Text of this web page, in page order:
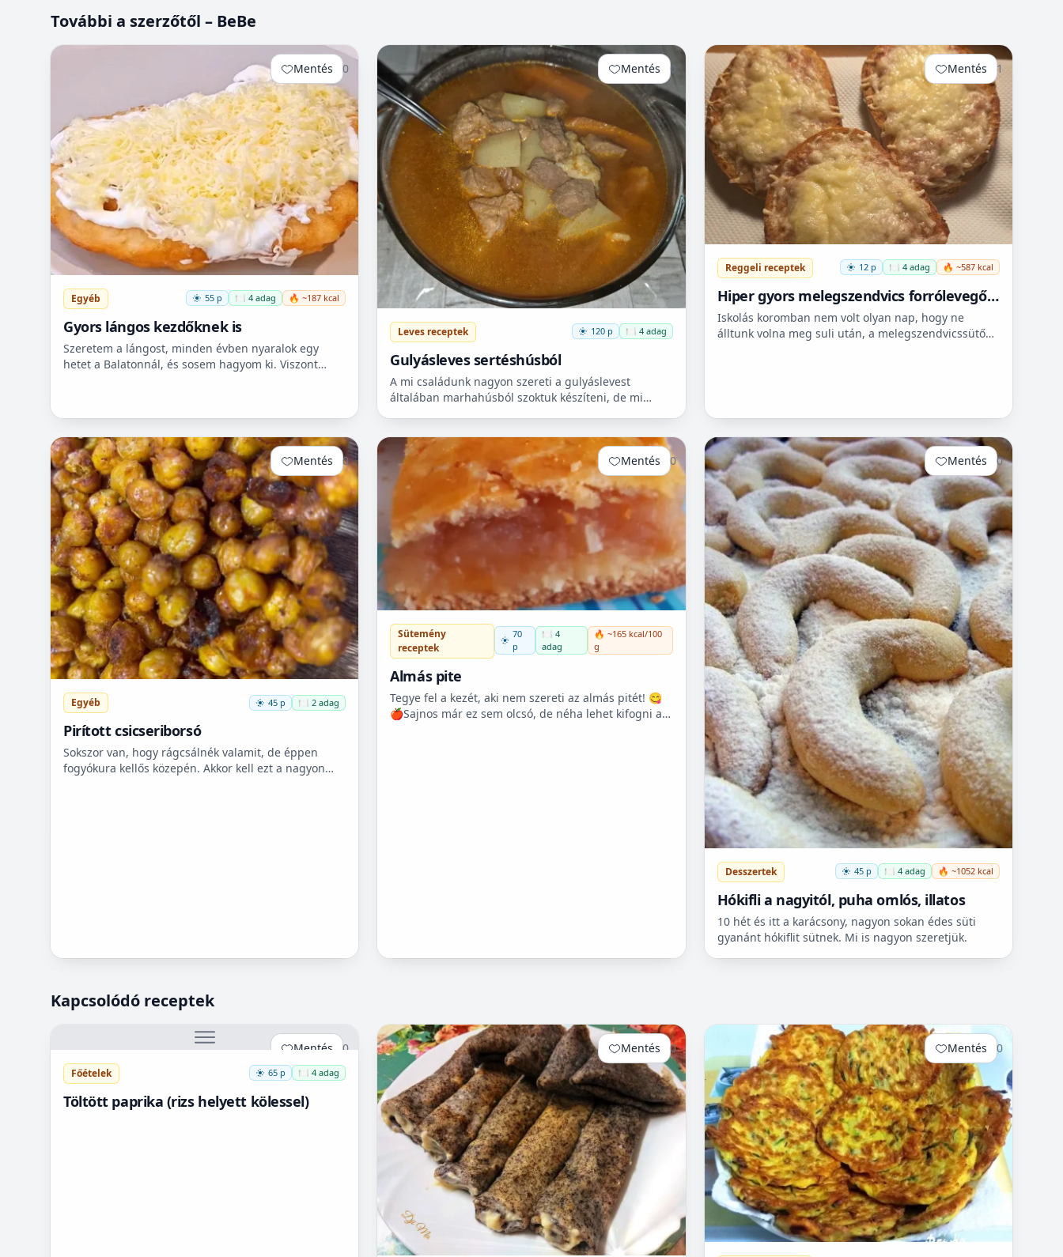
További a szerzőtől – BeBe
Mentés 0
Egyéb 55 p 🍽️ 4 adag 🔥 ~187 kcal
Gyors lángos kezdőknek is
Szeretem a lángost, minden évben nyaralok egy
hetet a Balatonnál, és sosem hagyom ki. Viszont
Mentés 0
Leves receptek 120 p 🍽️ 4 adag
Gulyásleves sertéshúsból
A mi családunk nagyon szereti a gulyáslevest
általában marhahúsból szoktuk készíteni, de mi
Mentés 1
Reggeli receptek 12 p 🍽️ 4 adag 🔥 ~587 kcal
Hiper gyors melegszendvics forrólevegős
sütőbe
Iskolás koromban nem volt olyan nap, hogy ne
álltunk volna meg suli után, a melegszendvicssütő
Mentés 0
Egyéb 45 p 🍽️ 2 adag
Pirított csicseriborsó
Sokszor van, hogy rágcsálnék valamit, de éppen
fogyókura kellős közepén. Akkor kell ezt a nagyon
Mentés 0
Sütemény
receptek
70
p
🍽️ 4
adag
🔥 ~165 kcal/100
g
Almás pite
Tegye fel a kezét, aki nem szereti az almás pitét! 😋
🍎Sajnos már ez sem olcsó, de néha lehet kifogni a
Mentés 0
Desszertek 45 p 🍽️ 4 adag 🔥 ~1052 kcal
Hókifli a nagyitól, puha omlós, illatos
10 hét és itt a karácsony, nagyon sokan édes süti
gyanánt hókiflit sütnek. Mi is nagyon szeretjük.
Kapcsolódó receptek
Mentés 0
Főételek 65 p 🍽️ 4 adag
Töltött paprika (rizs helyett kölessel)
Mentés 0 Mentés 0